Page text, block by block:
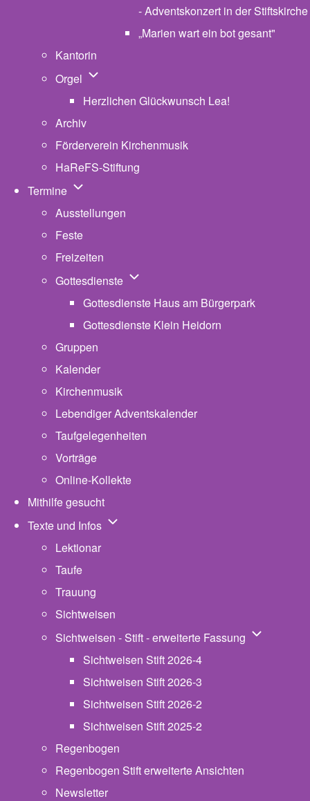
- Adventskonzert in der Stiftskirche
„Marien wart ein bot gesant"
Kantorin
Orgel Unternavigation von Orgel
Herzlichen Glückwunsch Lea!
Archiv
Förderverein Kirchenmusik
HaReFS-Stiftung
Termine Unternavigation von Termine
Ausstellungen
Feste
Freizeiten
Gottesdienste Unternavigation von Gottesdienste
Gottesdienste Haus am Bürgerpark
Gottesdienste Klein Heidorn
Gruppen
Kalender
Kirchenmusik
Lebendiger Adventskalender
Taufgelegenheiten
Vorträge
Online-Kollekte
Mithilfe gesucht
Texte und Infos Unternavigation von Texte und Infos
Lektionar
Taufe
Trauung
Sichtweisen
Sichtweisen - Stift - erweiterte Fassung
Sichtweisen Stift 2026-4
Sichtweisen Stift 2026-3
Sichtweisen Stift 2026-2
Sichtweisen Stift 2025-2
Regenbogen
Regenbogen Stift erweiterte Ansichten
Newsletter